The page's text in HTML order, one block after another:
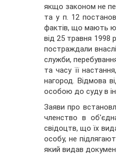
якщо законом не
та у п. 12
фактів, що мають
від 25 травня 1998
постраждали
служби,
та часу її
нагород. Відмова
особою до суду в
Заяви про
членство в
свідоцтв, що їх
особу, не
який видав